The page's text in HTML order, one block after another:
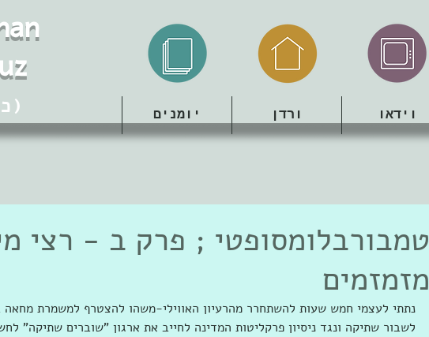
an
(.כותב) וידאו ורדן יומנים
טמבורבלומסופטי ; פרק ב - רצי
מזמזמים
נתתי לעצמי חמש שעות להשתחרר מהרעיון האווילי-משהו להצטרף למשמרת מחאה
לשבור שתיקה ונגד ניסיון פרקליטות המדינה לחייב את ארגון "שוברים שתיקה"